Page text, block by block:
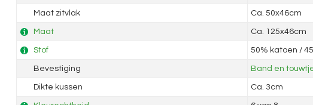
Maat zitvlak Ca. 50x46cm
Maat Ca. 125x46cm
Stof 50% katoen /
Bevestiging Band en
Dikte kussen Ca. 3cm